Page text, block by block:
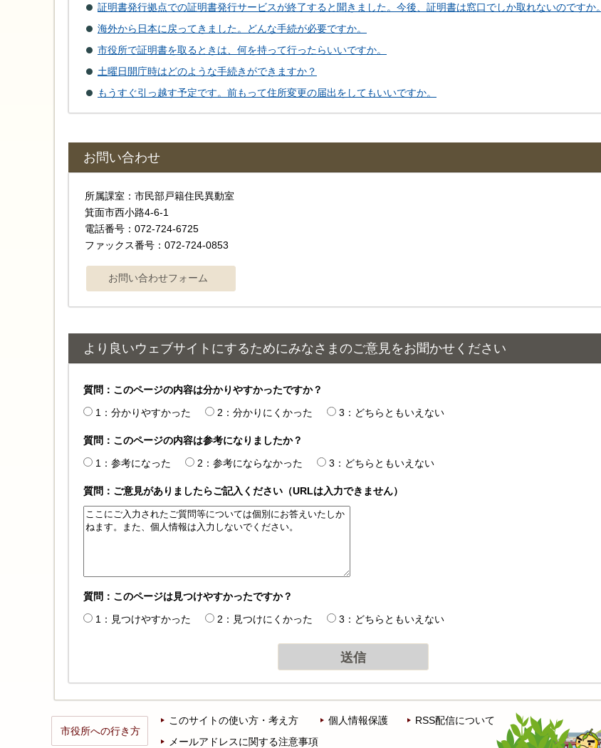
証明書発行拠点での証明書発行サービスが終了すると聞きました。今後、証明書は窓口でしか取れないのですか。
海外から日本に戻ってきました。どんな手続が必要ですか。
市役所で証明書を取るときは、何を持って行ったらいいですか。
土曜日開庁時はどのような手続きができますか？
もうすぐ引っ越す予定です。前もって住所変更の届出をしてもいいですか。
お問い合わせ
所属課室：市民部戸籍住民異動室
箕面市西小路4‐6‐1
電話番号：072-724-6725
ファックス番号：072-724-0853
より良いウェブサイトにするためにみなさまのご意見をお聞かせください
質問：このページの内容は分かりやすかったですか？
1：分かりやすかった
2：分かりにくかった 3：どちらともいえない
質問：このページの内容は参考になりましたか？
1：参考になった
2：参考にならなかった 3：どちらともいえない
質問：ご意見がありましたらご記入ください（URLは入力できません）
質問：このページは見つけやすかったですか？
1：見つけやすかった
2：見つけにくかった 3：どちらともいえない
市役所への行き方
このサイトの使い方・考え方 個人情報保護
RSS配信について
メールアドレスに関する注意事項